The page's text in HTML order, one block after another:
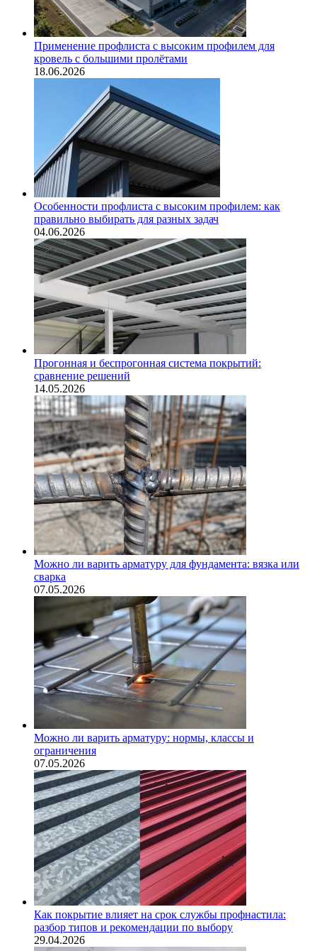
Применение профлиста с высоким профилем для
кровель с большими пролётами
18.06.2026
Особенности профлиста с высоким профилем: как
правильно выбирать для разных задач
04.06.2026
Прогонная и беспрогонная система покрытий:
сравнение решений
14.05.2026
Можно ли варить арматуру для фундамента: вязка или
сварка
07.05.2026
Можно ли варить арматуру: нормы, классы и
ограничения
07.05.2026
Как покрытие влияет на срок службы профнастила:
разбор типов и рекомендации по выбору
29.04.2026